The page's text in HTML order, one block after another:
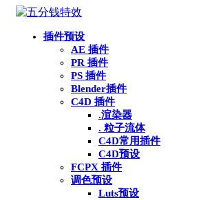
插件预设
AE 插件
PR 插件
PS 插件
Blender插件
C4D 插件
.渲染器
. 粒子流体
C4D常用插件
C4D预设
FCPX 插件
调色预设
Luts预设